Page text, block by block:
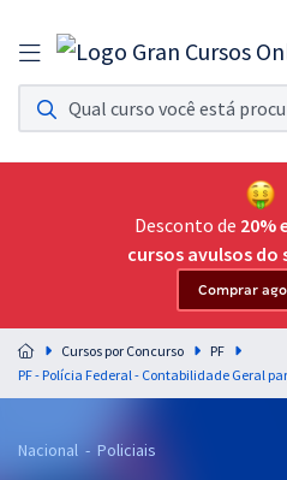
Assinatura Ilimitada 11
Acesso a todos os cursos. Teste grátis por
Assinatura OAB Até Passar
Acesso ilimitado a toda preparação para o
Residências Multiprofissionais
Preparação completa e intensiva para as
residências em saúde do Brasil
Desconto de 20%
cursos avulsos do
Comprar
Cursos por Concurso
PF
Nacional - Policiais